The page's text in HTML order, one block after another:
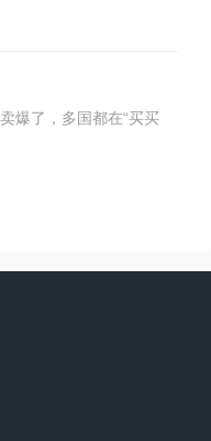
爆了，多国都在“买买